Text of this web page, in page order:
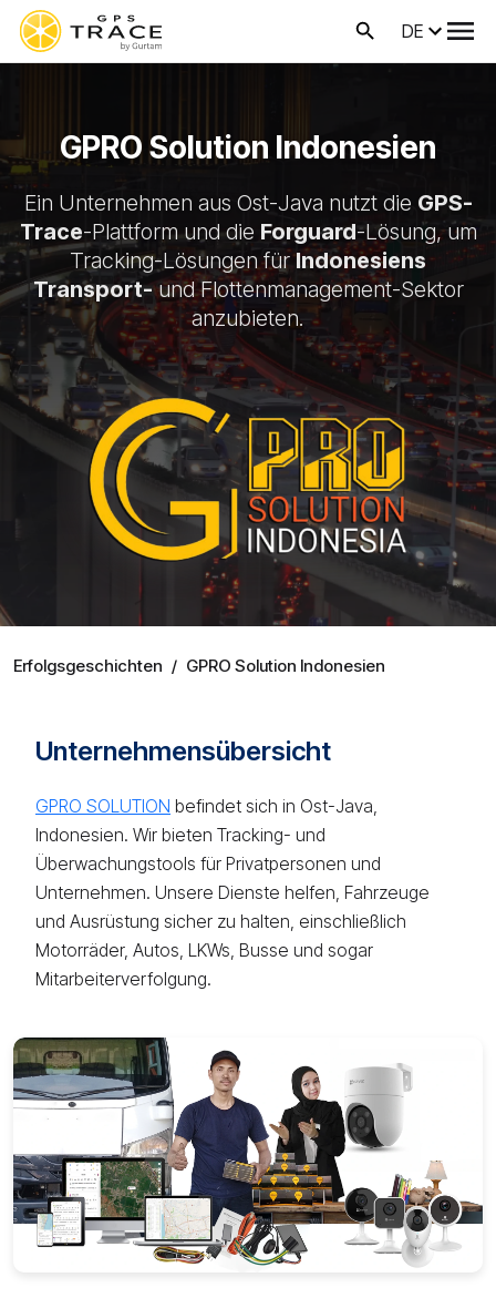
DE
GPRO Solution Indonesien
Ein Unternehmen aus Ost-Java nutzt die GPS-
Trace-Plattform und die Forguard-Lösung, um
Tracking-Lösungen fürIndonesiens
Transport-und Flottenmanagement-Sektor
anzubieten.
Erfolgsgeschichten / GPRO Solution Indonesien
Unternehmensübersicht
GPRO SOLUTION befindet sich in Ost-Java,
Indonesien. Wir bieten Tracking- und
Überwachungstools für Privatpersonen und
Unternehmen. Unsere Dienste helfen, Fahrzeuge
und Ausrüstung sicher zu halten, einschließlich
Motorräder, Autos, LKWs, Busse und sogar
Mitarbeiterverfolgung.